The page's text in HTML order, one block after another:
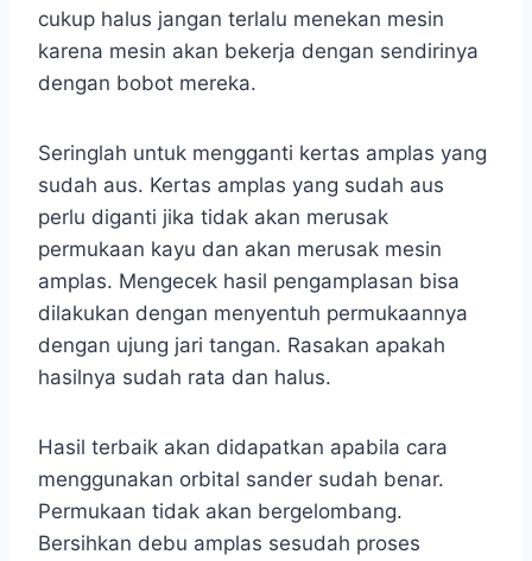
cukup halus jangan terlalu menekan mesin
karena mesin akan bekerja dengan sendirinya
dengan bobot mereka.
Seringlah untuk mengganti kertas amplas yang
sudah aus. Kertas amplas yang sudah aus
perlu diganti jika tidak akan merusak
permukaan kayu dan akan merusak mesin
amplas. Mengecek hasil pengamplasan bisa
dilakukan dengan menyentuh permukaannya
dengan ujung jari tangan. Rasakan apakah
hasilnya sudah rata dan halus.
Hasil terbaik akan didapatkan apabila cara
menggunakan orbital sander sudah benar.
Permukaan tidak akan bergelombang.
Bersihkan debu amplas sesudah proses